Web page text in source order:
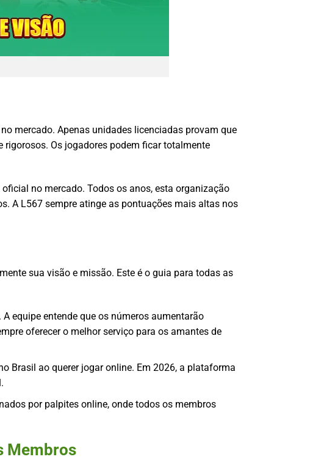
mercado. Apenas unidades licenciadas provam que
Os jogadores podem ficar totalmente
no mercado. Todos os anos, esta organização
A L567 sempre atinge as pontuações mais altas nos
sua visão e missão. Este é o guia para todas as
equipe entende que os números aumentarão
oferecer o melhor serviço para os amantes de
Brasil ao querer jogar online. Em 2026, a plataforma
por palpites online, onde todos os membros
Membros